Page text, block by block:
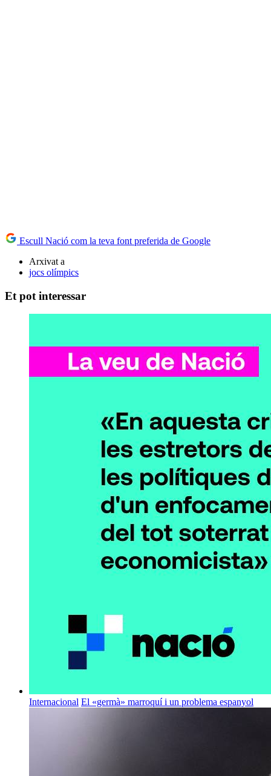
Escull Nació com la teva font preferida de Google
Arxivat a
jocs olímpics
Et pot interessar
Internacional El «germà» marroquí i un problema espanyol